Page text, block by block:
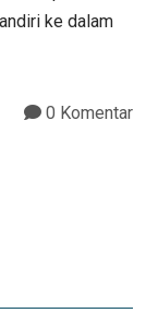
ke dalam
0 Komentar